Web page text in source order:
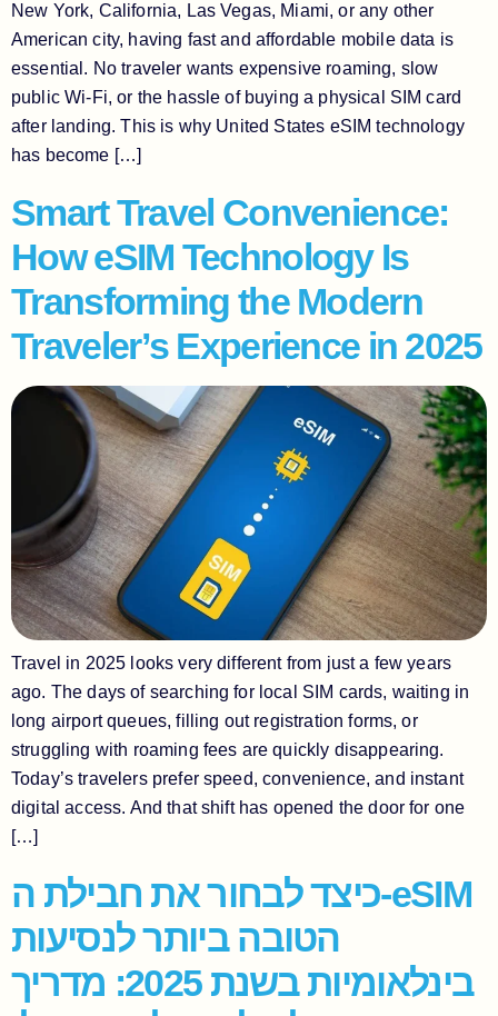
New York, California, Las Vegas, Miami, or any other
American city, having fast and affordable mobile data is
essential. No traveler wants expensive roaming, slow
public Wi-Fi, or the hassle of buying a physical SIM card
after landing. This is why United States eSIM technology
has become […]
Smart Travel Convenience:
How eSIM Technology Is
Transforming the Modern
Traveler’s Experience in 2025
Travel in 2025 looks very different from just a few years
ago. The days of searching for local SIM cards, waiting in
long airport queues, filling out registration forms, or
struggling with roaming fees are quickly disappearing.
Today’s travelers prefer speed, convenience, and instant
digital access. And that shift has opened the door for one
[…]
כיצד לבחור את חבילת ה-eSIM
הטובה ביותר לנסיעות
בינלאומיות בשנת 2025: מדריך